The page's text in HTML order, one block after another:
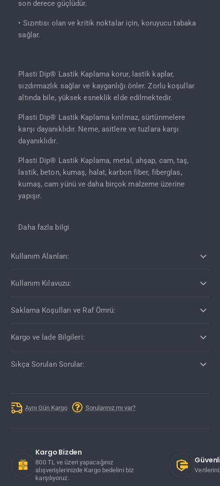
son derece güçlüdür.
• Sızıntısı olan ve kritik noktalar için, koruyucu tabaka
sağlar.
Plasti Dip® Lastik Kaplama korur, lastik kaplar,
sızdırmazlık sağlar ve kayganlığı önler. Zorlu koşullar
altında bile, yüksek esneklik elde edilmektedir.
Plasti Dip® Lastik Kaplama kırılmaz, sürtünmelere
karşı dayanıklıdır. Neme, asitlere ve tuzlara karşı
dayanıklıdır.
Plasti Dip® Lastik Kaplama, metal, ahşap, cam, taş,
lastik, beton, kumaş, halat, karbon fiber, fiberglas,
kumaş, cam yünü ve daha birçok malzeme üzerine
yapışır.
Daha fazla bilgi
Kullanım Alanları:
Kullanım Kılavuzu:
Saklama Koşulları ve Raf Ömrü:
Kargo ve İade Bilgileri:
Sıkça Sorulan Sorular:
Aynı Gün Kargo Sorularınız mı var?
Kargo Bizden
800 TL ve üzeri yapacağınız
alışverişlerinizde Kargo bedelini biz
karşılıyoruz.